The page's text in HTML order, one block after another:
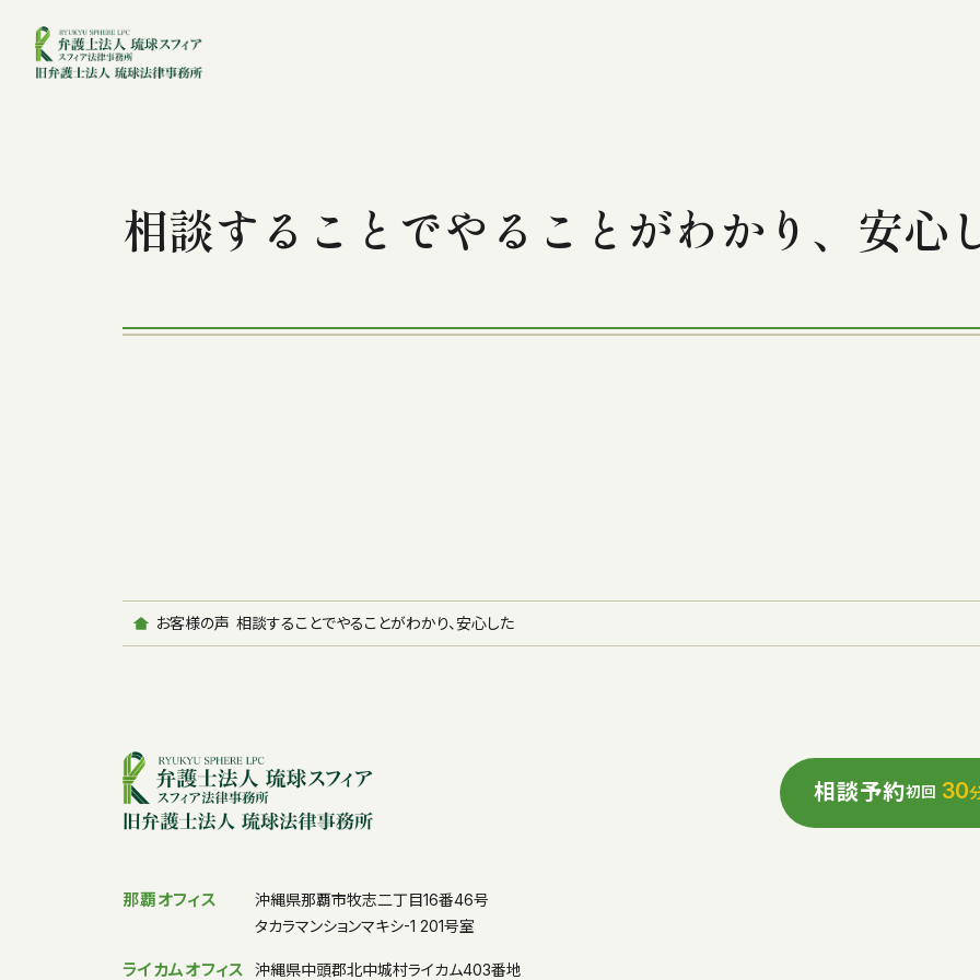
相談することでやることがわかり、安心
お客様の声 相談することでやることがわかり、安心した
相談予約初回 30
那覇オフィス
沖縄県那覇市牧志二丁目16番46号
タカラマンションマキシ-1 201号室
ライカムオフィス 沖縄県中頭郡北中城村ライカム403番地